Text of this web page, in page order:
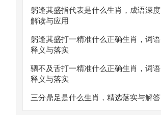
躬逢其盛指代表是什么生肖，成语深度
解读与应用
躬逢其盛打一精准什么正确生肖，词语
释义与落实
驷不及舌打一精准什么正确生肖，词语
释义与落实
三分鼎足是什么生肖，精选落实与解答